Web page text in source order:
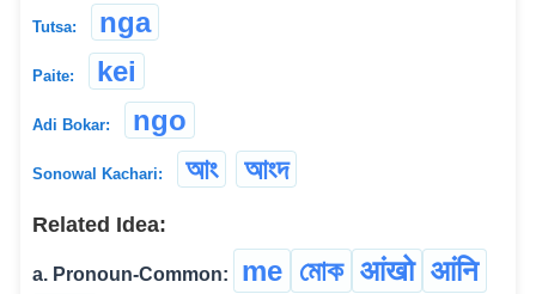
Tutsa: nga
Paite: kei
Adi Bokar: ngo
Sonowal Kachari: আং আংদ
Related Idea:
a. Pronoun-Common: me মোক आंखो आंनि